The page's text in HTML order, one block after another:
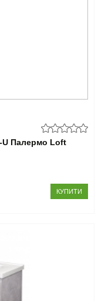
U Палермо Loft
КУПИТИ